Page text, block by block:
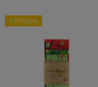
VÝPREDAJ